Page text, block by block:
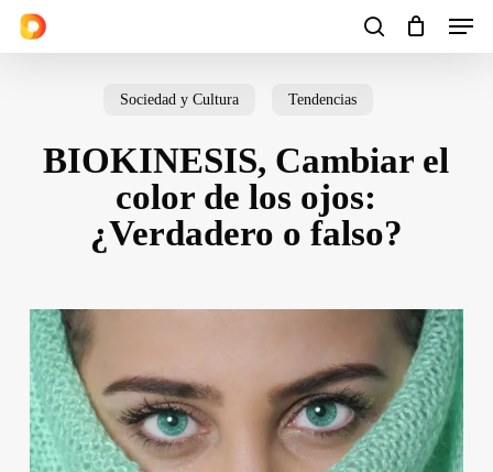
Skip
search
Menu
Cart Close
Sociedad y Cultura Tendencias
BIOKINESIS, Cambiar el
color de los ojos:
¿Verdadero o falso?